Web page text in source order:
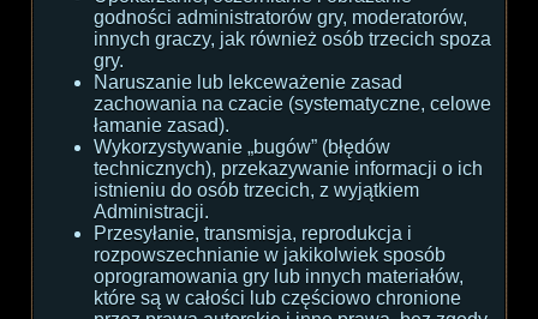
godności administratorów gry, moderatorów,
innych graczy, jak również osób trzecich spoza
gry.
Naruszanie lub lekceważenie zasad
zachowania na czacie (systematyczne, celowe
łamanie zasad).
Wykorzystywanie „bugów” (błędów
technicznych), przekazywanie informacji o ich
istnieniu do osób trzecich, z wyjątkiem
Administracji.
Przesyłanie, transmisja, reprodukcja i
rozpowszechnianie w jakikolwiek sposób
oprogramowania gry lub innych materiałów,
które są w całości lub częściowo chronione